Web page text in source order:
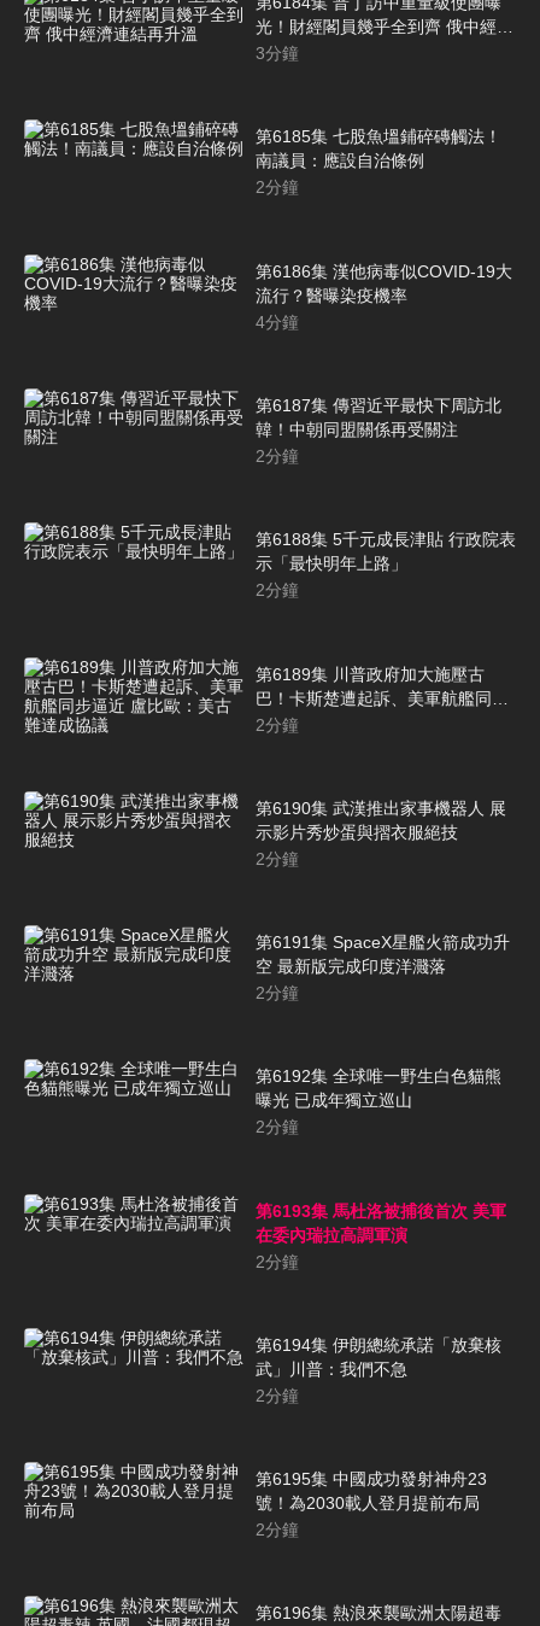
光！財經閣員幾乎全到齊 俄中經濟
連結再升溫
3分鐘
第6185集 七股魚塭鋪碎磚觸法！
南議員：應設自治條例
2分鐘
第6186集 漢他病毒似COVID-19大
流行？醫曝染疫機率
4分鐘
第6187集 傳習近平最快下周訪北
韓！中朝同盟關係再受關注
2分鐘
第6188集 5千元成長津貼 行政院表
示「最快明年上路」
2分鐘
第6189集 川普政府加大施壓古
巴！卡斯楚遭起訴、美軍航艦同步
逼近 盧比歐：美古難達成協議
2分鐘
第6190集 武漢推出家事機器人 展
示影片秀炒蛋與摺衣服絕技
2分鐘
第6191集 SpaceX星艦火箭成功升
空 最新版完成印度洋濺落
2分鐘
第6192集 全球唯一野生白色貓熊
曝光 已成年獨立巡山
2分鐘
第6193集 馬杜洛被捕後首次 美軍
在委內瑞拉高調軍演
2分鐘
第6194集 伊朗總統承諾「放棄核
武」川普：我們不急
2分鐘
第6195集 中國成功發射神舟23
號！為2030載人登月提前布局
2分鐘
第6196集 熱浪來襲歐洲太陽超毒